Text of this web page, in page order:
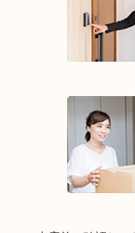
そんなときはお気
☆出張買取エリア
兵庫県,灘区,東灘